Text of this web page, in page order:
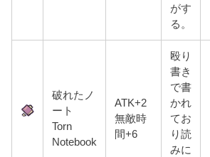
がす
る。
破れたノ
ート
Torn
Notebook
ATK+2
無敵時
間+6
殴り
書き
で書
かれ
てお
り読
みに